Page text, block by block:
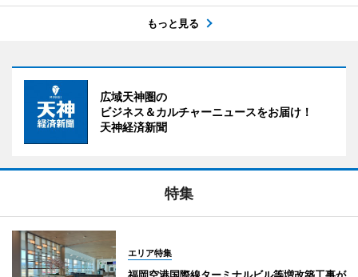
もっと見る
広域天神圏の
ビジネス＆カルチャーニュースをお届け！
天神経済新聞
特集
エリア特集